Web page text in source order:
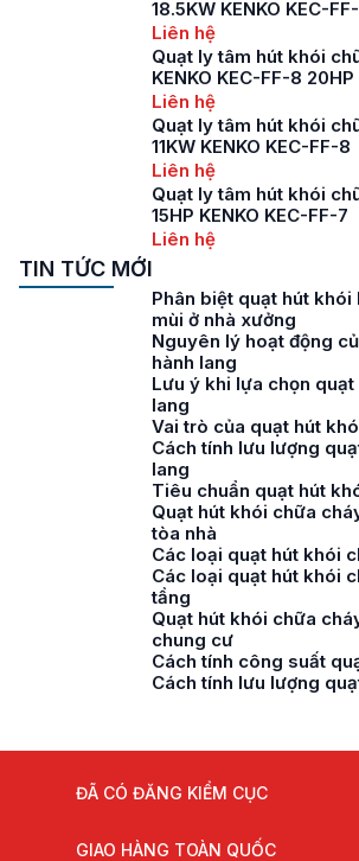
18.5KW KENKO KEC-
Liên hệ
Quạt ly tâm hút khói
KENKO KEC-FF-8 20HP
Liên hệ
Quạt ly tâm hút khói
11KW KENKO KEC-FF-8
Liên hệ
Quạt ly tâm hút khói
15HP KENKO KEC-FF-7
Liên hệ
TIN TỨC MỚI
Phân biệt quạt hút khói
mùi ở nhà xưởng
Nguyên lý hoạt động
hành lang
Lưu ý khi lựa chọn
lang
Vai trò của quạt hút
Cách tính lưu lượng
lang
Tiêu chuẩn quạt hút
Quạt hút khói chữa
tòa nhà
Các loại quạt hút khói
Các loại quạt hút khói
tầng
Quạt hút khói chữa
chung cư
Cách tính công suất
Cách tính lưu lượng
ĐÃ CÓ ĐĂNG KIỂM CỤC
GIAO HÀNG TOÀN QUỐC